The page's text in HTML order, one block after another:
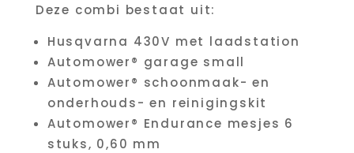
Deze combi bestaat uit:
Husqvarna 430V met laadstation
Automower® garage small
Automower® schoonmaak- en
onderhouds- en reinigingskit
Automower® Endurance mesjes 6
stuks, 0,60 mm